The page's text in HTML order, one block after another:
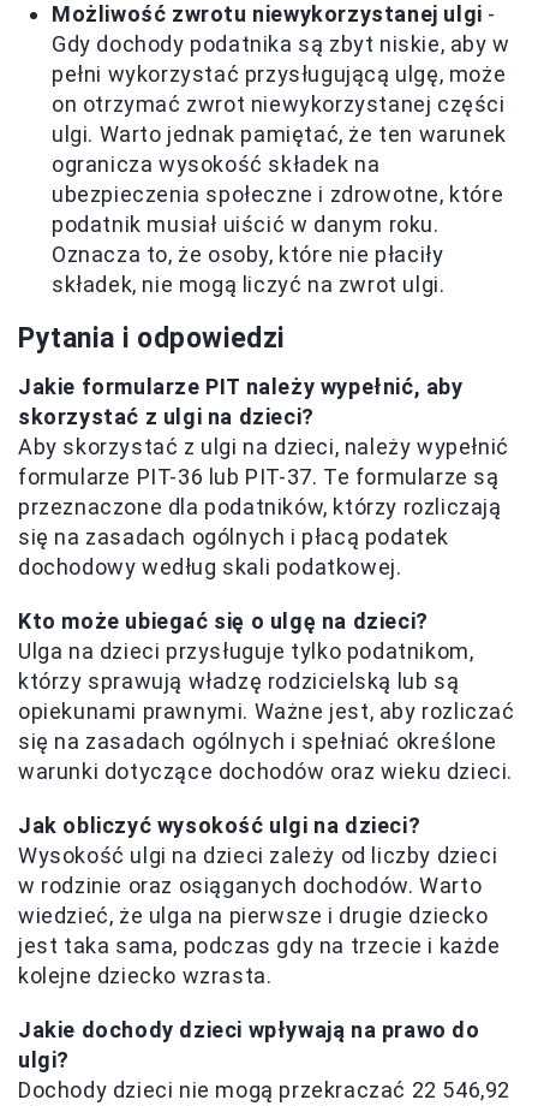
Możliwość zwrotu niewykorzystanej ulgi -
Gdy dochody podatnika są zbyt niskie, aby w
pełni wykorzystać przysługującą ulgę, może
on otrzymać zwrot niewykorzystanej części
ulgi. Warto jednak pamiętać, że ten warunek
ogranicza wysokość składek na
ubezpieczenia społeczne i zdrowotne, które
podatnik musiał uiścić w danym roku.
Oznacza to, że osoby, które nie płaciły
składek, nie mogą liczyć na zwrot ulgi.
Pytania i odpowiedzi
Jakie formularze PIT należy wypełnić, aby
skorzystać z ulgi na dzieci?
Aby skorzystać z ulgi na dzieci, należy wypełnić
formularze PIT-36 lub PIT-37. Te formularze są
przeznaczone dla podatników, którzy rozliczają
się na zasadach ogólnych i płacą podatek
dochodowy według skali podatkowej.
Kto może ubiegać się o ulgę na dzieci?
Ulga na dzieci przysługuje tylko podatnikom,
którzy sprawują władzę rodzicielską lub są
opiekunami prawnymi. Ważne jest, aby rozliczać
się na zasadach ogólnych i spełniać określone
warunki dotyczące dochodów oraz wieku dzieci.
Jak obliczyć wysokość ulgi na dzieci?
Wysokość ulgi na dzieci zależy od liczby dzieci
w rodzinie oraz osiąganych dochodów. Warto
wiedzieć, że ulga na pierwsze i drugie dziecko
jest taka sama, podczas gdy na trzecie i każde
kolejne dziecko wzrasta.
Jakie dochody dzieci wpływają na prawo do
ulgi?
Dochody dzieci nie mogą przekraczać 22 546,92